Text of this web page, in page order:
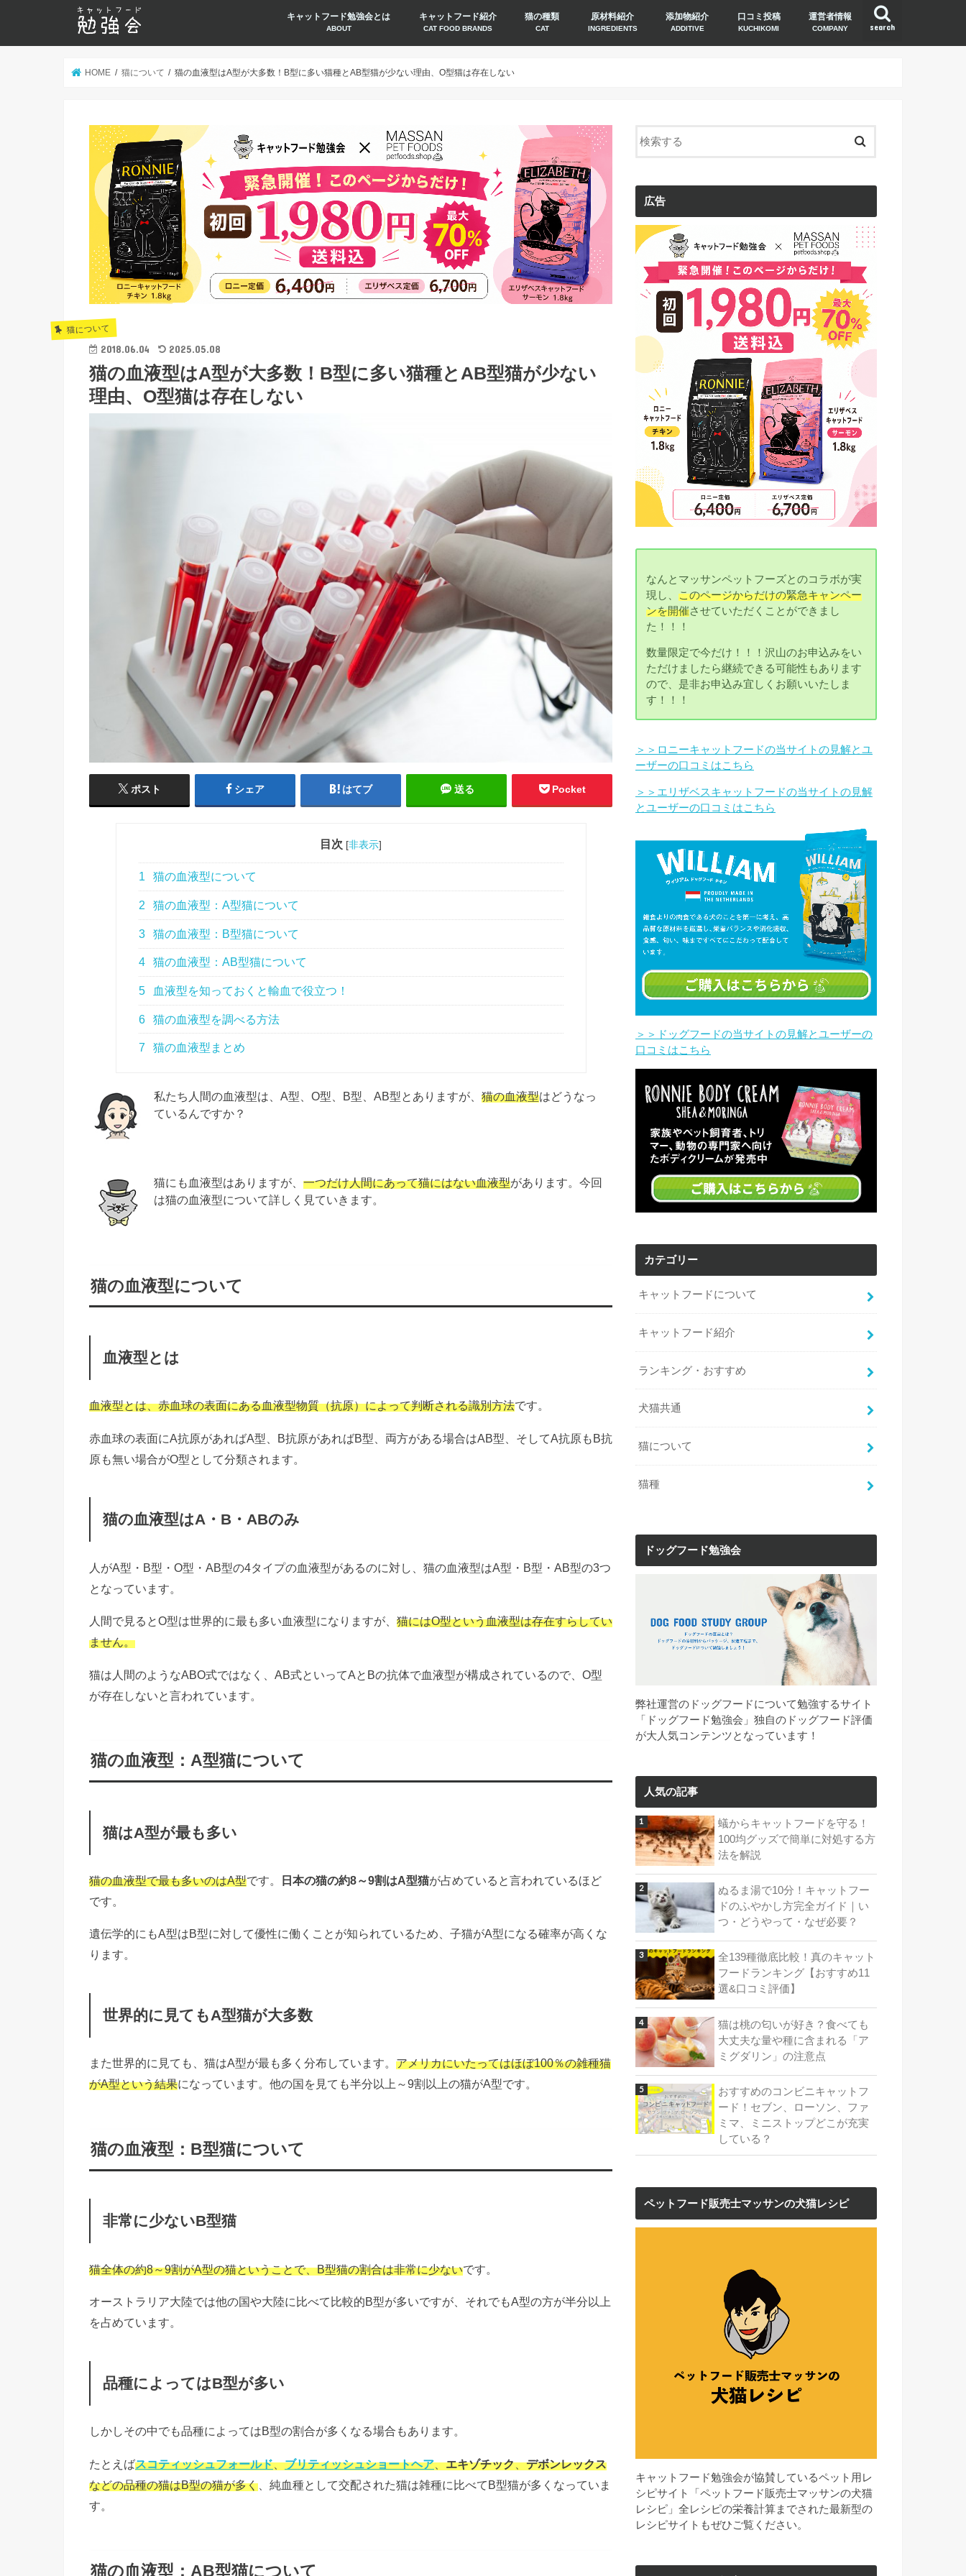
search
キャットフード勉強会とは
ABOUT
キャットフード紹介
CAT FOOD BRANDS
猫の種類
CAT
原材料紹介
INGREDIENTS
添加物紹介
ADDITIVE
口コミ投稿
KUCHIKOMI
運営者情報
COMPANY
HOME 猫について 猫の血液型はA型が大多数！B型に多い猫種とAB型猫が少ない理由、O型猫は存在しない
猫について
2018.06.04 2025.05.08
猫の血液型はA型が大多数！B型に多い猫種とAB型猫が少ない
理由、O型猫は存在しない
ポスト シェア はてブ 送る Pocket
目次 [非表示]
1 猫の血液型について
2 猫の血液型：A型猫について
3 猫の血液型：B型猫について
4 猫の血液型：AB型猫について
5 血液型を知っておくと輸血で役立つ！
6 猫の血液型を調べる方法
7 猫の血液型まとめ
私たち人間の血液型は、A型、O型、B型、AB型とありますが、 猫の血液型はどうなっ
ているんですか？
猫にも血液型はありますが、 一つだけ人間にあって猫にはない血液型があります。今回
は猫の血液型について詳しく見ていきます。
猫の血液型について
血液型とは
血液型とは、赤血球の表面にある血液型物質（抗原）によって判断される識別方法です。
赤血球の表面にA抗原があればA型、B抗原があればB型、両方がある場合はAB型、そしてA抗原もB抗
原も無い場合がO型として分類されます。
猫の血液型はA・B・ABのみ
人がA型・B型・O型・AB型の4タイプの血液型があるのに対し、猫の血液型はA型・B型・AB型の3つ
となっています。
人間で見るとO型は世界的に最も多い血液型になりますが、 猫にはO型という血液型は存在すらしてい
ません。
猫は人間のようなABO式ではなく、AB式といってAとBの抗体で血液型が構成されているので、O型
が存在しないと言われています。
猫の血液型：A型猫について
猫はA型が最も多い
猫の血液型で最も多いのはA型です。 日本の猫の約8～9割はA型猫が占めていると言われているほど
です。
遺伝学的にもA型はB型に対して優性に働くことが知られているため、子猫がA型になる確率が高くな
ります。
世界的に見てもA型猫が大多数
また世界的に見ても、猫はA型が最も多く分布しています。 アメリカにいたってはほぼ100％の雑種猫
がA型という結果になっています。他の国を見ても半分以上～9割以上の猫がA型です。
猫の血液型：B型猫について
非常に少ないB型猫
猫全体の約8～9割がA型の猫ということで、B型猫の割合は非常に少ないです。
オーストラリア大陸では他の国や大陸に比べて比較的B型が多いですが、それでもA型の方が半分以上
を占めています。
品種によってはB型が多い
しかしその中でも品種によってはB型の割合が多くなる場合もあります。
たとえばスコティッシュフォールド、ブリティッシュショートヘア、エキゾチック、デボンレックス
などの品種の猫はB型の猫が多く 、純血種として交配された猫は雑種に比べてB型猫が多くなっていま
す。
猫の血液型：AB型猫について
広告
なんとマッサンペットフーズとのコラボが実
現し、このページからだけの緊急キャンペー
ンを開催させていただくことができまし
た！！！
数量限定で今だけ！！！沢山のお申込みをい
ただけましたら継続できる可能性もあります
ので、是非お申込み宜しくお願いいたしま
す！！！
＞＞ロニーキャットフードの当サイトの見解とユ
ーザーの口コミはこちら
＞＞エリザベスキャットフードの当サイトの見解
とユーザーの口コミはこちら
＞＞ドッグフードの当サイトの見解とユーザーの
口コミはこちら
カテゴリー
キャットフードについて
キャットフード紹介
ランキング・おすすめ
犬猫共通
猫について
猫種
ドッグフード勉強会
弊社運営のドッグフードについて勉強するサイト
「ドッグフード勉強会」独自のドッグフード評価
が大人気コンテンツとなっています！
人気の記事
蟻からキャットフードを守る！
100均グッズで簡単に対処する方
法を解説
ぬるま湯で10分！キャットフー
ドのふやかし方完全ガイド｜い
つ・どうやって・なぜ必要？
全139種徹底比較！真のキャット
フードランキング【おすすめ11
選&口コミ評価】
猫は桃の匂いが好き？食べても
大丈夫な量や種に含まれる「ア
ミグダリン」の注意点
おすすめのコンビニキャットフ
ード！セブン、ローソン、ファ
ミマ、ミニストップどこが充実
している？
ペットフード販売士マッサンの犬猫レシピ
キャットフード勉強会が協賛しているペット用レ
シピサイト「ペットフード販売士マッサンの犬猫
レシピ」全レシピの栄養計算までされた最新型の
レシピサイトもぜひご覧ください。